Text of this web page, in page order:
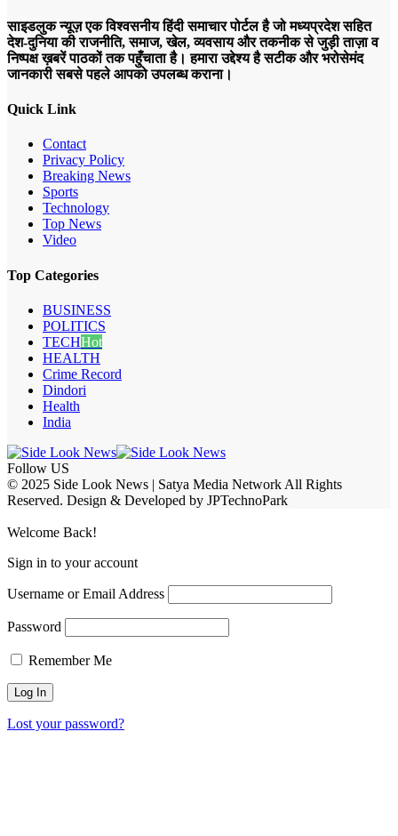
साइडलुक न्यूज़ एक विश्वसनीय हिंदी समाचार पोर्टल है जो मध्यप्रदेश सहित
देश-दुनिया की राजनीति, समाज, खेल, व्यवसाय और तकनीक से जुड़ी ताज़ा व
निष्पक्ष ख़बरें पाठकों तक पहुँचाता है। हमारा उद्देश्य है सटीक और भरोसेमंद
जानकारी सबसे पहले आपको उपलब्ध कराना।
Quick Link
Contact
Privacy Policy
Breaking News
Sports
Technology
Top News
Video
Top Categories
BUSINESS
POLITICS
TECHHot
HEALTH
Crime Record
Dindori
Health
India
Follow US
© 2025 Side Look News | Satya Media Network All Rights
Reserved. Design & Developed by JPTechnoPark
Welcome Back!
Sign in to your account
Username or Email Address
Password
Remember Me
Lost your password?